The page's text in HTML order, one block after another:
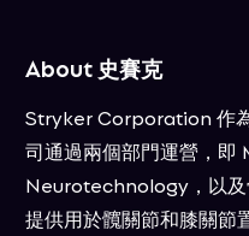
About 史賽克
Stryker Corporation 作
司通過兩個部門運營，即
Neurotechnology，以及
提供用於髖關節和膝關節